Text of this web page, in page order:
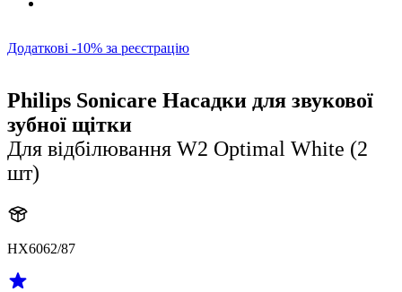
Додаткові -10% за реєстрацію
Philips Sonicare Насадки для звукової
зубної щітки
Для відбілювання W2 Optimal White (2
шт)
HX6062/87